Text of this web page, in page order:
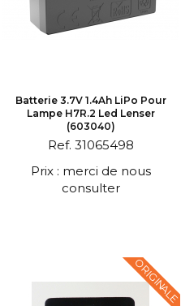
Batterie 3.7V 1.4Ah LiPo Pour
Lampe H7R.2 Led Lenser
(603040)
Ref. 31065498
Prix : merci de nous
consulter
ORIGINALE